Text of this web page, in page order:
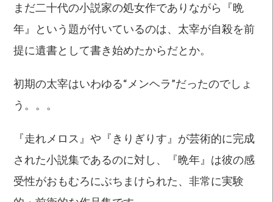
まだ二十代の小説家の処女作でありながら『晩
年』という題が付いているのは、太宰が自殺を前
提に遺書として書き始めたからだとか。
初期の太宰はいわゆる“メンヘラ”だったのでしょ
う。。。
『走れメロス』や『きりぎりす』が芸術的に完成
された小説集であるのに対し、『晩年』は彼の感
受性がおもむろにぶちまけられた、非常に実験